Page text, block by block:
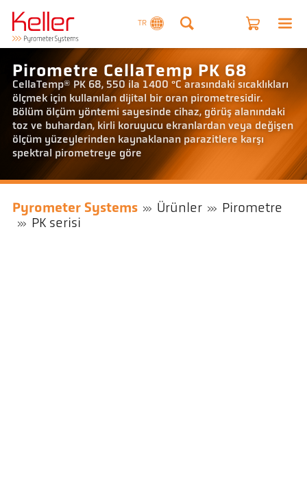
TR
Pirometre CellaTemp PK 68
CellaTemp® PK 68, 550 ila 1400 °C arasındaki sıcaklıkları
ölçmek için kullanılan dijital bir oran pirometresidir.
Bölüm ölçüm yöntemi sayesinde cihaz, görüş alanındaki
toz ve buhardan, kirli koruyucu ekranlardan veya değişen
ölçüm yüzeylerinden kaynaklanan parazitlere karşı
spektral pirometreye göre
Pyrometer Systems Ürünler
Pirometre
PK serisi